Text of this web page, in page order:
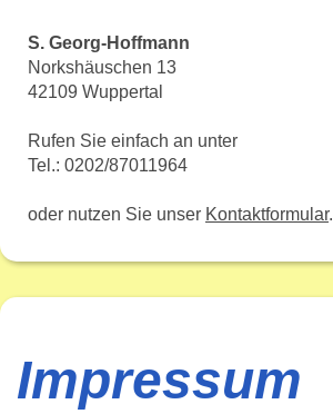
S. Georg-Hoffmann
Norkshäuschen 13
42109 Wuppertal
Rufen Sie einfach an unter
Tel.: 0202/87011964
oder nutzen Sie unser Kontaktformular.
Impressum